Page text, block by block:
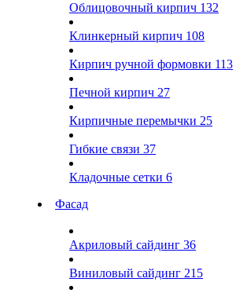
Облицовочный кирпич 132
Клинкерный кирпич 108
Кирпич ручной формовки 113
Печной кирпич 27
Кирпичные перемычки 25
Гибкие связи 37
Кладочные сетки 6
Фасад
Акриловый сайдинг 36
Виниловый сайдинг 215